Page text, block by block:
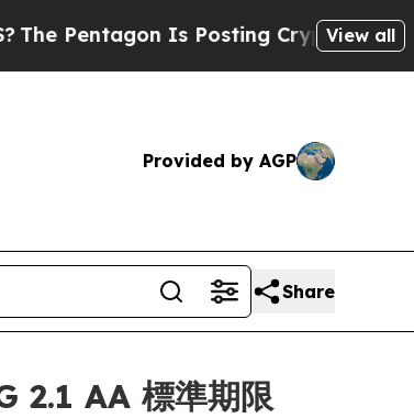
Is Posting Cryptic BiblicalView all
Provided by AGP
Share
2.1 AA 標準期限